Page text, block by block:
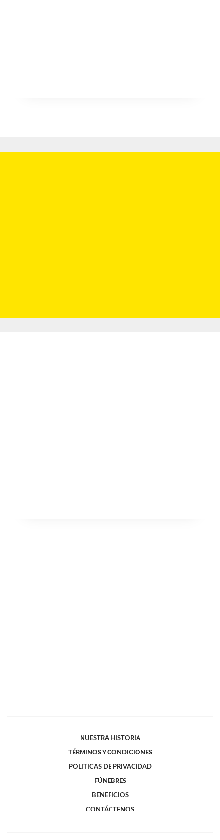
NUESTRA HISTORIA
TÉRMINOS Y CONDICIONES
POLITICAS DE PRIVACIDAD
FÚNEBRES
BENEFICIOS
CONTÁCTENOS